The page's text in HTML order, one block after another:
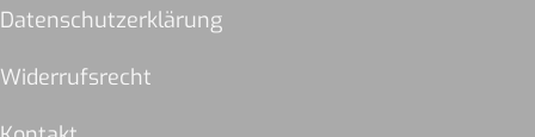
Datenschutzerklärung
Widerrufsrecht